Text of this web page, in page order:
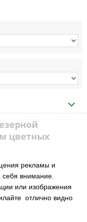
цветных
внимание.
или изображения
отлично видно